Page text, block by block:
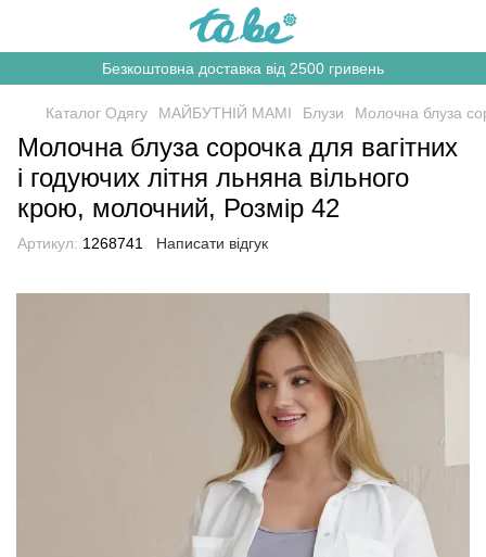
Безкоштовна доставка від 2500 гривень
Каталог Одягу МАЙБУТНІЙ МАМІ Блузи Молочна блуза
Молочна блуза сорочка для вагітних
і годуючих літня льняна вільного
крою, молочний, Розмір 42
Артикул: 1268741 Написати відгук